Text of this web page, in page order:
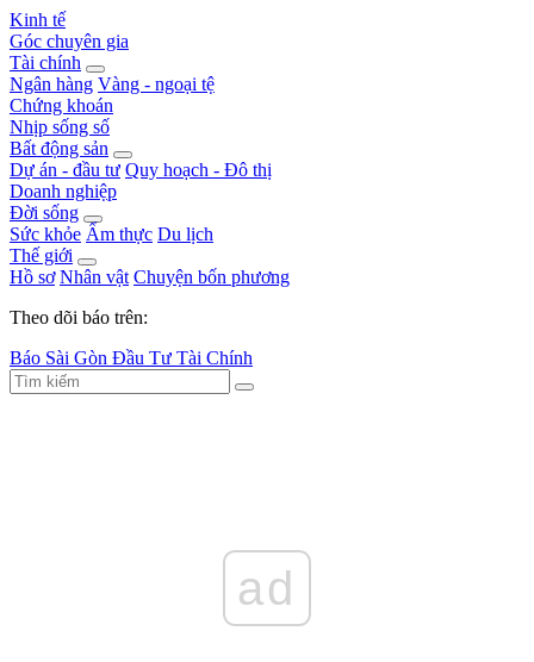
Kinh tế
Góc chuyên gia
Tài chính
Ngân hàng Vàng - ngoại tệ
Chứng khoán
Nhịp sống số
Bất động sản
Dự án - đầu tư Quy hoạch - Đô thị
Doanh nghiệp
Đời sống
Sức khỏe Ẩm thực Du lịch
Thế giới
Hồ sơ Nhân vật Chuyện bốn phương
Theo dõi báo trên:
Báo Sài Gòn Đầu Tư Tài Chính
ad